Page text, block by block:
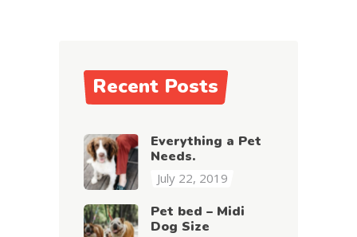
Recent Posts
Everything a Pet
Needs.
July 22, 2019
Pet bed – Midi
Dog Size